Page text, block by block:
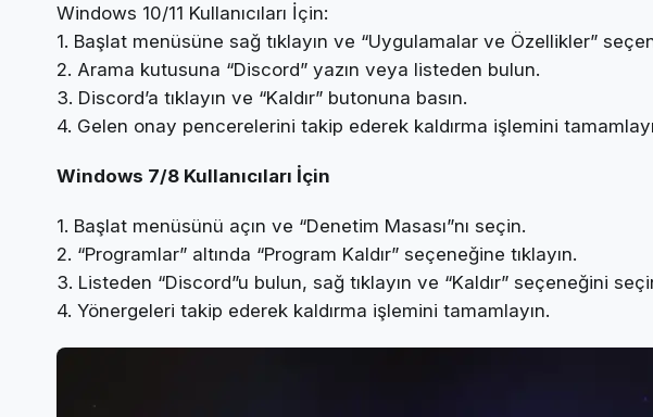
Windows 10/11 Kullanıcıları İçin:
1. Başlat menüsüne sağ tıklayın ve “Uygulamalar ve Özellikler”
2. Arama kutusuna “Discord” yazın veya listeden bulun.
3. Discord’a tıklayın ve “Kaldır” butonuna basın.
4. Gelen onay pencerelerini takip ederek kaldırma işlemini
Windows 7/8 Kullanıcıları İçin
1. Başlat menüsünü açın ve “Denetim Masası”nı seçin.
2. “Programlar” altında “Program Kaldır” seçeneğine tıklayın.
3. Listeden “Discord”u bulun, sağ tıklayın ve “Kaldır” seçeneğini
4. Yönergeleri takip ederek kaldırma işlemini tamamlayın.